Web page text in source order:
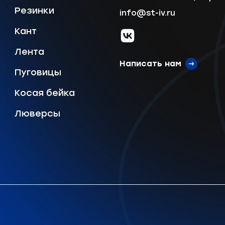
Резинки
Кант
Лента
Пуговицы
Косая бейка
Люверсы
info@st-iv.ru
vk.com
Написать нам
Отправить